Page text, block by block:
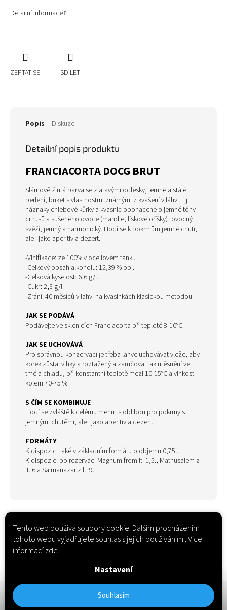
Tento web používá soubory cookie. Dalším procházením
tohoto webu vyjadřujete souhlas s jejich používáním.. Více
informacízde.
Nastavení
Souhlasím
Detailní informace
ZEPTAT SE SDÍLET
Popis Diskuze
Detailní popis produktu
FRANCIACORTA DOCG BRUT
Slámově žlutá barva se zlatavými odlesky, jemné a stálé
perlení, buket s vlastnostmi známými z kvašení v láhvi, t.j.
náznaky chlebové kůrky a kvasnic obohacené o jemné tóny
citrusů a sušeného ovoce (mandle, lískové oříšky), ovocný,
svěží, jemný a harmonický. Hodí se k pokrmům jemné chuti,
ale i jako aperitiv a dezert.
-Vinifikace: ze 100% v oceliovém tanku
-Celkový obsah alkoholu: 12,39 % obj.
-Celková kyselost: 6,6 g/l.
-Cukr: 2,3 g/l.
-Zrání: 40 měsíců v lahvi na kvasinkách klasickou metodou
JAK SE PODÁVÁ
Podávejte ve sklenicích Franciacorta při teplotě 8-10°C.
JAK SE UCHOVÁVÁ
Pro správnou konzervaci je třeba lahve uchovávat vleže, aby
korek zůstal vlhký a roztažený a zaručoval tak utěsnění ve
tmě a chladu, při konstantní teplotě mezi 10-15°C a vlhkosti
kolem 70-75 %.
S ČÍM SE KOMBINUJE
Hodí se zvláště k celému menu, s oblibou pro pokrmy s
jemnými chutěmi, ale i jako aperitiv a dezert.
FORMÁTY
K dispozici také v základním formátu o objemu 0,75l.
K dispozici po rezervaci Magnum from lt. 1,5., Mathusalem z
lt. 6 a Salmanazar z lt. 9.
Registrovat